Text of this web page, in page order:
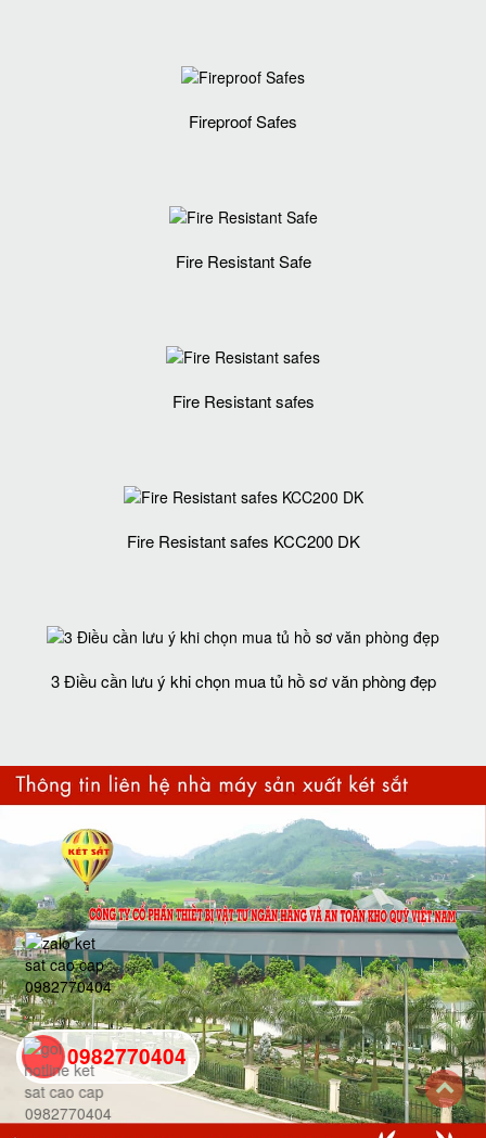
Fireproof Safes
Fire Resistant Safe
Fire Resistant safes
Fire Resistant safes KCC200 DK
3 Điều cần lưu ý khi chọn mua tủ hồ sơ văn phòng đẹp
0982770404
back